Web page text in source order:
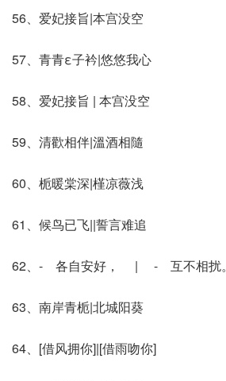
56、爱妃接旨|本宫没空
57、青青ε子衿|悠悠我心
58、爱妃接旨 | 本宫没空
59、清歡相伴|溫酒相隨
60、栀暖棠深|槿凉薇浅
61、候鸟已飞||誓言难追
62、- 各自安好， | - 互不相扰。
63、南岸青栀|北城阳葵
64、[借风拥你]|[借雨吻你]